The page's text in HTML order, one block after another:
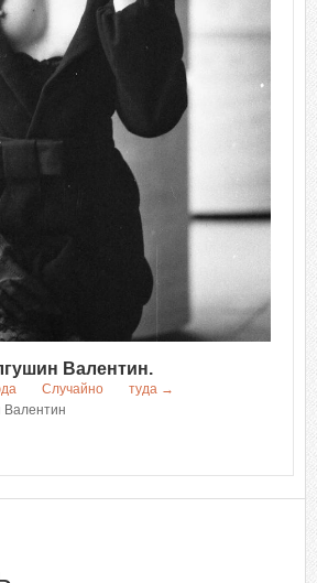
Валентин.
Случайно
туда →
Валентин